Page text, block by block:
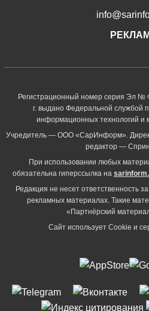
Регистрационный номер серия Эл №
г. выдано Федеральной службой
информационных технологий и
Учредитель — ООО «СарИнформ».
редактор —
При использовании любых
обязательна гиперссылка на
Редакция не несет ответственность
рекламных материалах. Такие
«Партнёрский
Сайт использует Cookie и